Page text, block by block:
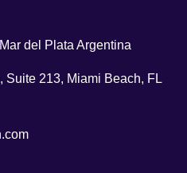
del Plata Argentina
Suite 213, Miami Beach, FL